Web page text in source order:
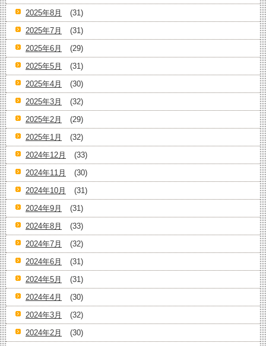
2025年8月
(31)
2025年7月
(31)
2025年6月
(29)
2025年5月
(31)
2025年4月
(30)
2025年3月
(32)
2025年2月
(29)
2025年1月
(32)
2024年12月
(33)
2024年11月
(30)
2024年10月
(31)
2024年9月
(31)
2024年8月
(33)
2024年7月
(32)
2024年6月
(31)
2024年5月
(31)
2024年4月
(30)
2024年3月
(32)
2024年2月
(30)